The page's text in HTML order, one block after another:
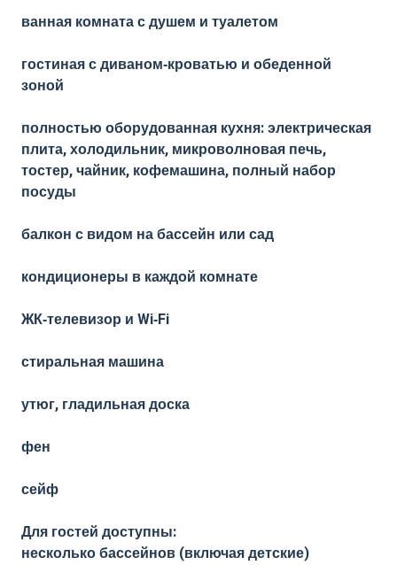
ванная комната с душем и туалетом
гостиная с диваном‑кроватью и обеденной
зоной
полностью оборудованная кухня: электрическая
плита, холодильник, микроволновая печь,
тостер, чайник, кофемашина, полный набор
посуды
балкон с видом на бассейн или сад
кондиционеры в каждой комнате
ЖК‑телевизор и Wi‑Fi
стиральная машина
утюг, гладильная доска
фен
сейф
Для гостей доступны:
несколько бассейнов (включая детские)